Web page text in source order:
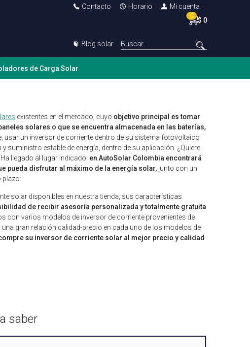
Contacto Horario
Mi cuenta
0
$ 0
Blog solar
de Carga Solar
existentes en el mercado, cuyo objetivo principal es tomar
solares o que se encuentra almacenada en las baterías,
usar un inversor de corriente dentro de su sistema fotovoltaico
suministro estable de energía, dentro de su aplicación. ¿Quiere
llegado al lugar indicado, en AutoSolar Colombia encontrará
pueda disfrutar al máximo de la energía solar, junto con un
solar disponibles en nuestra tienda, sus características
de recibir asesoría personalizada y totalmente gratuita
con varios modelos de inversor de corriente provenientes de
gran relación calidad-precio en cada uno de los modelos de
su inversor de corriente solar al mejor precio y calidad
saber